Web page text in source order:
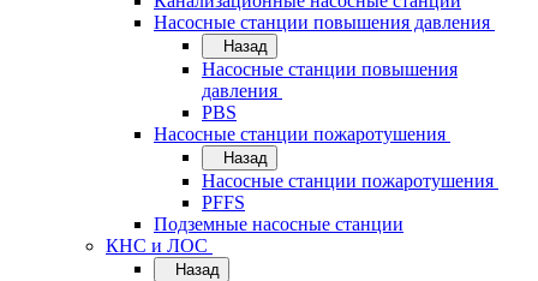
Насосные станции повышения давления
Назад
Насосные станции повышения
давления
PBS
Насосные станции пожаротушения
Назад
Насосные станции пожаротушения
PFFS
Подземные насосные станции
КНС и ЛОС
Назад